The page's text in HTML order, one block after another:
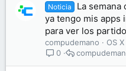
Noticia
La semana
ya tengo mis apps
para ver los
compudemano
OS X
0